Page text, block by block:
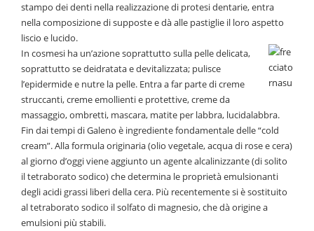
stampo dei denti nella realizzazione di protesi dentarie, entra
nella composizione di supposte e dà alle pastiglie il loro aspetto
liscio e lucido.
In cosmesi ha un’azione soprattutto sulla pelle delicata,
soprattutto se deidratata e devitalizzata; pulisce
l’epidermide e nutre la pelle. Entra a far parte di creme
struccanti, creme emollienti e protettive, creme da
massaggio, ombretti, mascara, matite per labbra, lucidalabbra.
Fin dai tempi di Galeno è ingrediente fondamentale delle “cold
cream”. Alla formula originaria (olio vegetale, acqua di rose e cera)
al giorno d’oggi viene aggiunto un agente alcalinizzante (di solito
il tetraborato sodico) che determina le proprietà emulsionanti
degli acidi grassi liberi della cera. Più recentemente si è sostituito
al tetraborato sodico il solfato di magnesio, che dà origine a
emulsioni più stabili.